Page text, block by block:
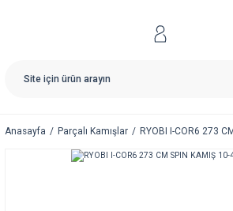
Anasayfa Parçalı Kamışlar RYOBI I-COR6 273